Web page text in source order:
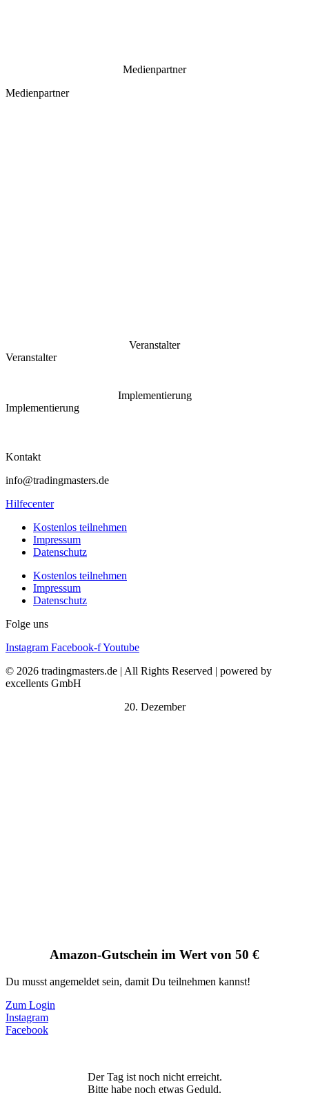
Medienpartner
Medienpartner
Veranstalter
Veranstalter
Implementierung
Implementierung
Kontakt
info@tradingmasters.de
Hilfecenter
Kostenlos teilnehmen
Impressum
Datenschutz
Kostenlos teilnehmen
Impressum
Datenschutz
Folge uns
Instagram Facebook-fYoutube
© 2026 tradingmasters.de | All Rights Reserved | powered by
excellents GmbH
20. Dezember
Amazon-Gutschein im Wert von 50 €
Du musst angemeldet sein, damit Du teilnehmen kannst!
Zum Login
Instagram
Facebook
Der Tag ist noch nicht erreicht.
Bitte habe noch etwas Geduld.